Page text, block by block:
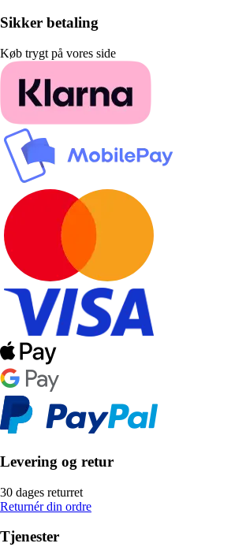
Sikker betaling
Køb trygt på vores side
Levering og retur
30 dages returret
Returnér din ordre
Tjenester